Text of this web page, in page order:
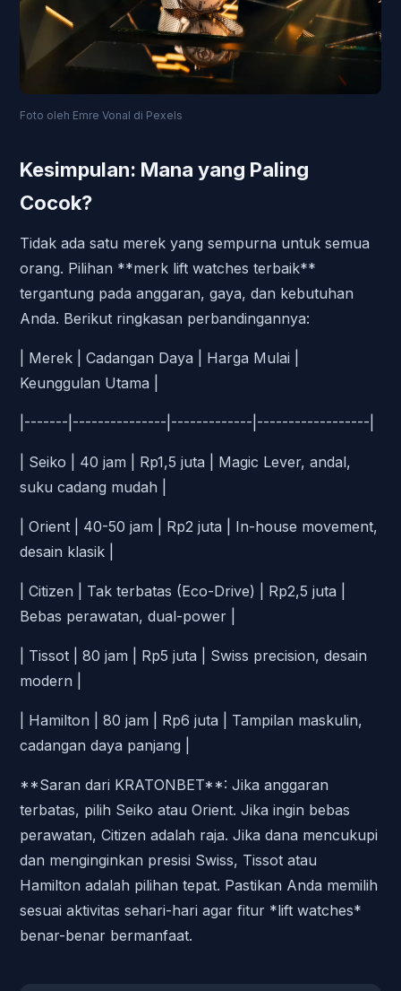
Foto oleh Emre Vonal di Pexels
Kesimpulan: Mana yang Paling
Cocok?
Tidak ada satu merek yang sempurna untuk semua
orang. Pilihan **merk lift watches terbaik**
tergantung pada anggaran, gaya, dan kebutuhan
Anda. Berikut ringkasan perbandingannya:
| Merek | Cadangan Daya | Harga Mulai |
Keunggulan Utama |
|-------|---------------|-------------|------------------|
| Seiko | 40 jam | Rp1,5 juta | Magic Lever, andal,
suku cadang mudah |
| Orient | 40-50 jam | Rp2 juta | In-house movement,
desain klasik |
| Citizen | Tak terbatas (Eco-Drive) | Rp2,5 juta |
Bebas perawatan, dual-power |
| Tissot | 80 jam | Rp5 juta | Swiss precision, desain
modern |
| Hamilton | 80 jam | Rp6 juta | Tampilan maskulin,
cadangan daya panjang |
**Saran dari KRATONBET**: Jika anggaran
terbatas, pilih Seiko atau Orient. Jika ingin bebas
perawatan, Citizen adalah raja. Jika dana mencukupi
dan menginginkan presisi Swiss, Tissot atau
Hamilton adalah pilihan tepat. Pastikan Anda memilih
sesuai aktivitas sehari-hari agar fitur *lift watches*
benar-benar bermanfaat.